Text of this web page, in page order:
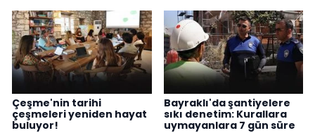
Çeşme'nin tarihi
çeşmeleri yeniden hayat
buluyor!
Bayraklı'da şantiyelere
sıkı denetim: Kurallara
uymayanlara 7 gün süre